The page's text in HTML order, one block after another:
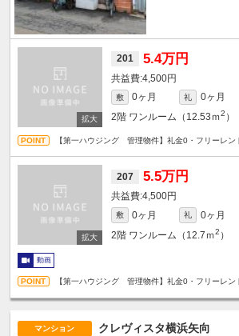
201 5.4万円
4,500円
敷 0ヶ月 礼
0ヶ月
2階 ワンルーム（12.53ｍ2 ）
【第一ハウジング 管理物件】礼金0・フリーレン
207 5.5万円
4,500円
敷 0ヶ月 礼
0ヶ月
2階 ワンルーム（12.7ｍ2 ）
動画
【第一ハウジング 管理物件】礼金0・フリーレン
マンション クレヴィスタ横浜矢向